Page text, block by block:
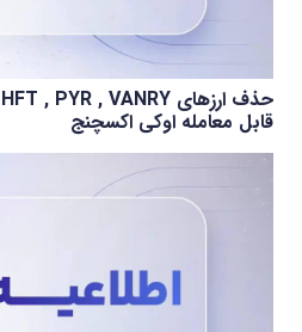
قابل معامله اوکی اکسچنج